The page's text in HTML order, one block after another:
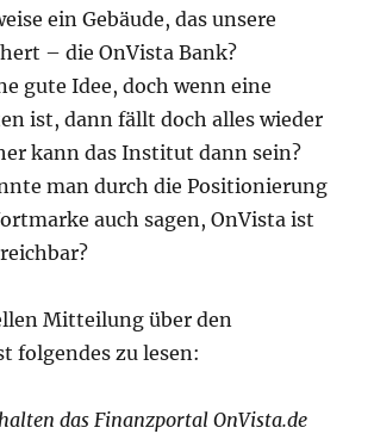
ein Gebäude, das unsere
– die OnVista Bank?
gute Idee, doch wenn eine
ist, dann fällt doch alles wieder
kann das Institut dann sein?
man durch die Positionierung
auch sagen, OnVista ist
Mitteilung über den
folgendes zu lesen:
das Finanzportal OnVista.de